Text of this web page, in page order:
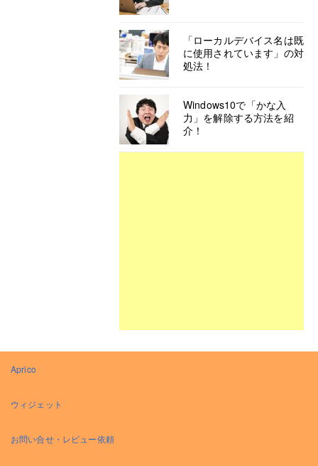
「ローカルデバイス名は既
に使用されています」の対
処法！
Windows10で「かな入
力」を解除する方法を紹
介！
Aprico
ウィジェット
お問い合せ・レビュー依頼